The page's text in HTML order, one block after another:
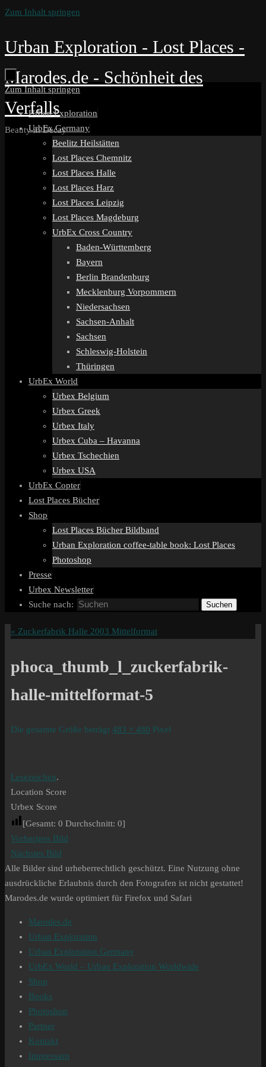
Zum Inhalt springen
Urban Exploration - Lost Places -
Marodes.de - Schönheit des
Verfalls
Beauty in Decay
Zum Inhalt springen
Urban Exploration
UrbEx Germany
Beelitz Heilstätten
Lost Places Chemnitz
Lost Places Halle
Lost Places Harz
Lost Places Leipzig
Lost Places Magdeburg
UrbEx Cross Country
Baden-Württemberg
Bayern
Berlin Brandenburg
Mecklenburg Vorpommern
Niedersachsen
Sachsen-Anhalt
Sachsen
Schleswig-Holstein
Thüringen
UrbEx World
Urbex Belgium
Urbex Greek
Urbex Italy
Urbex Cuba – Havanna
Urbex Tschechien
Urbex USA
UrbEx Copter
Lost Places Bücher
Shop
Lost Places Bücher Bildband
Urban Exploration coffee-table book: Lost Places
Photoshop
Presse
Urbex Newsletter
Suche nach:
Suchen
« Zuckerfabrik Halle 2003 Mittelformat
phoca_thumb_l_zuckerfabrik-
halle-mittelformat-5
Die gesamte Größe beträgt 483 × 480 Pixel
Lesezeichen.
Location Score
Urbex Score
[Gesamt: 0 Durchschnitt: 0]
Vorheriges Bild
Nächstes Bild
Alle Bilder sind urheberrechtlich geschützt. Eine Nutzung ohne
ausdrückliche Erlaubnis durch den Fotografen ist nicht gestattet!
Marodes.de wurde optimiert für Firefox und Safari
Marodes.de
Urban Exploration
Urban Exploration Germany
UrbEx World – Urban Exploration Worldwide
Shop
Books
Photoshop
Partner
Kontakt
Impressum